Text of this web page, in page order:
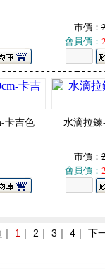
市價：
會員價：
卡吉色 水滴拉鍊
市價：
會員價：
1 ｜ 2 ｜ 3 ｜ 4 ｜ 下